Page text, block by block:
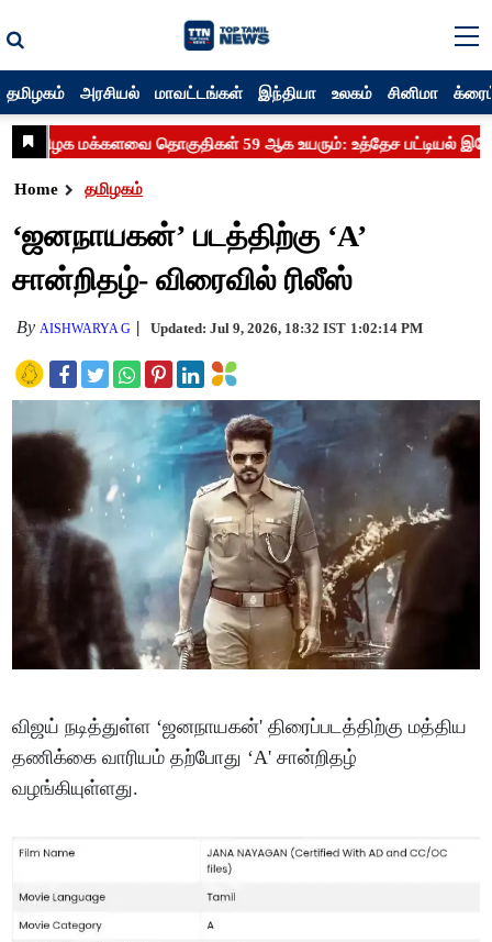
தமிழகம் அரசியல் மாவட்டங்கள் இந்தியா உலகம் சினிமா
Home தமிழகம்
‘ஜனநாயகன்’ படத்திற்கு ‘A’
சான்றிதழ்- விரைவில் ரிலீஸ்
By AISHWARYA G Updated: Jul 9, 2026, 18:32 IST 1:02:14 PM
விஜய் நடித்துள்ள ‘ஜனநாயகன்' திரைப்படத்திற்கு மத்திய
தணிக்கை வாரியம் தற்போது ‘A' சான்றிதழ்
வழங்கியுள்ளது.